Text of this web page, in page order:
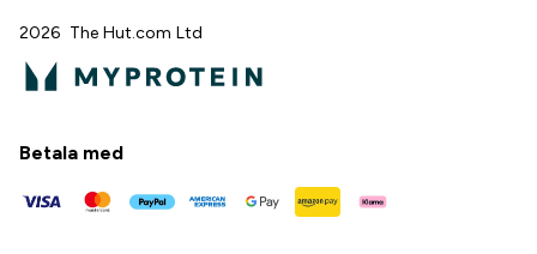
2026 The Hut.com Ltd
Betala med